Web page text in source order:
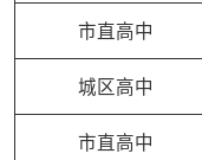
市直高中
城区高中
市直高中